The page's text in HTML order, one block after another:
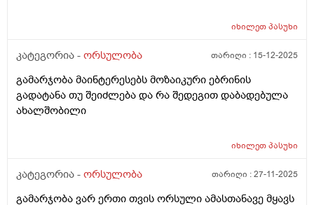
იხილეთპასუხი
კატეგორია - ორსულობა თარიღი : 15-12-2025
გამარჯობა მაინტერესებს მოზაიკური ებრინის
გადატანა თუ შეიძლება და რა შედეგით დაბადებულა
ახალშობილი
იხილეთპასუხი
კატეგორია - ორსულობა თარიღი :27-11-2025
გამარჯობა ვარ ერთი თვის ორსული ამასთანავე მყავს